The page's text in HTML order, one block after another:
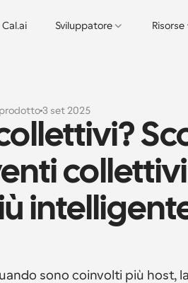
Cal.ai Sviluppatore Risorse
3 set 2025
sono coinvolti più host, la